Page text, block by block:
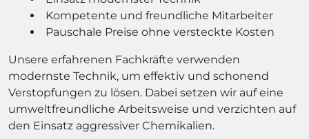
Kompetente und freundliche Mitarbeiter
Pauschale Preise ohne versteckte Kosten
Unsere erfahrenen Fachkräfte verwenden
modernste Technik, um effektiv und schonend
Verstopfungen zu lösen. Dabei setzen wir auf eine
umweltfreundliche Arbeitsweise und verzichten auf
den Einsatz aggressiver Chemikalien.